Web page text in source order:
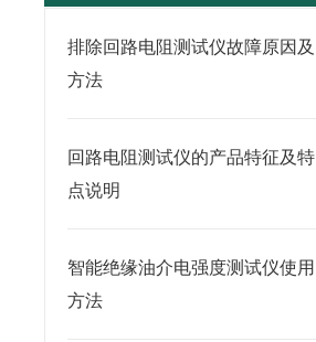
排除回路电阻测试仪故障原因及
方法
回路电阻测试仪的产品特征及特
点说明
智能绝缘油介电强度测试仪使用
方法